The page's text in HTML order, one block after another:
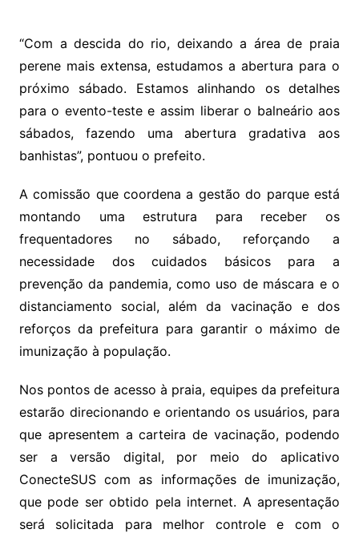
“Com a descida do rio, deixando a área de praia
perene mais extensa, estudamos a abertura para o
próximo sábado. Estamos alinhando os detalhes
para o evento-teste e assim liberar o balneário aos
sábados, fazendo uma abertura gradativa aos
banhistas”, pontuou o prefeito.
A comissão que coordena a gestão do parque está
montando uma estrutura para receber os
frequentadores no sábado, reforçando a
necessidade dos cuidados básicos para a
prevenção da pandemia, como uso de máscara e o
distanciamento social, além da vacinação e dos
reforços da prefeitura para garantir o máximo de
imunização à população.
Nos pontos de acesso à praia, equipes da prefeitura
estarão direcionando e orientando os usuários, para
que apresentem a carteira de vacinação, podendo
ser a versão digital, por meio do aplicativo
ConecteSUS com as informações de imunização,
que pode ser obtido pela internet. A apresentação
será solicitada para melhor controle e com o